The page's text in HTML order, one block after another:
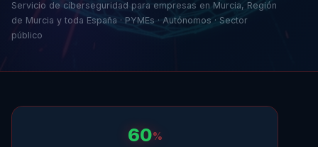
Servicio de ciberseguridad para empresas en Murcia, Región
de Murcia y toda España · PYMEs · Autónomos · Sector
público
60